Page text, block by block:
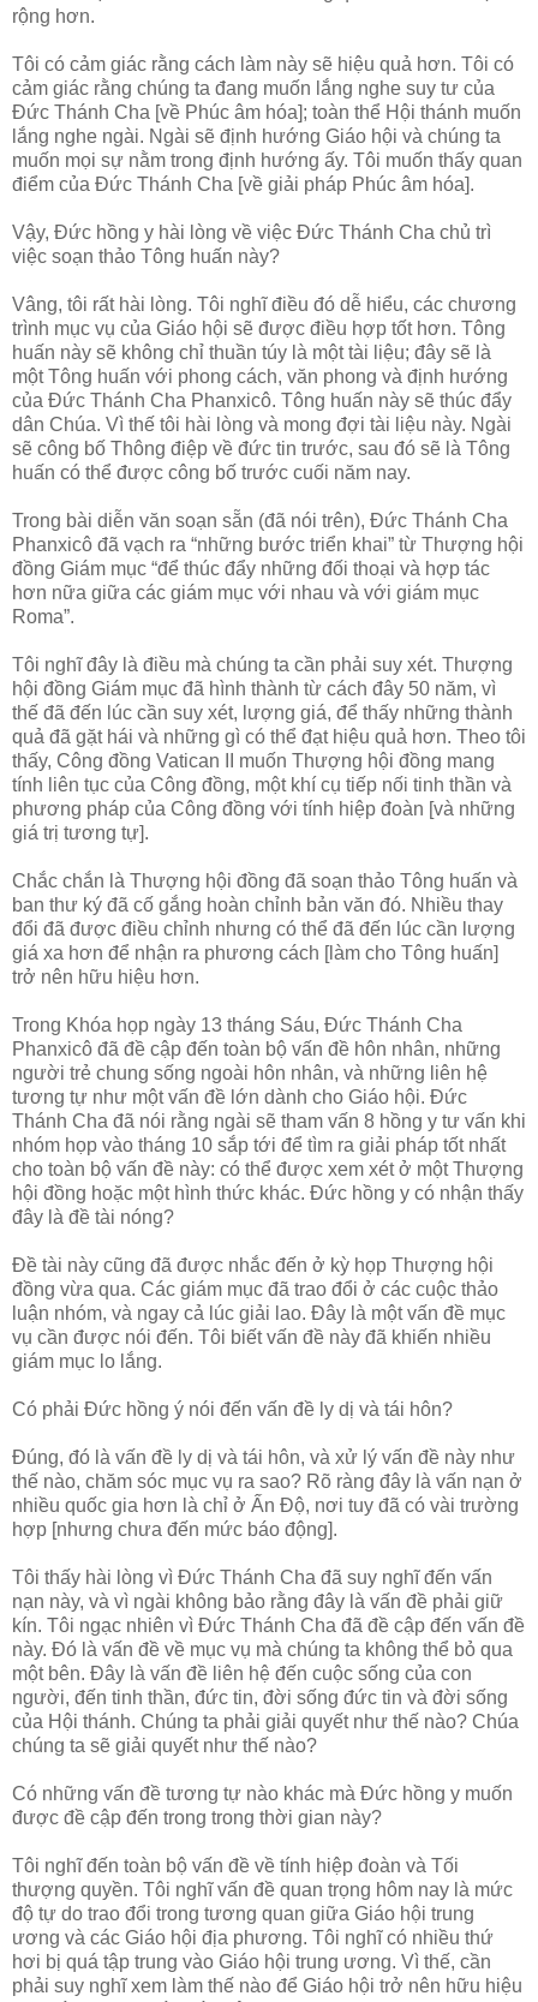
rộng hơn.
Tôi có cảm giác rằng cách làm này sẽ hiệu quả hơn. Tôi có
cảm giác rằng chúng ta đang muốn lắng nghe suy tư của
Đức Thánh Cha [về Phúc âm hóa]; toàn thể Hội thánh muốn
lắng nghe ngài. Ngài sẽ định hướng Giáo hội và chúng ta
muốn mọi sự nằm trong định hướng ấy. Tôi muốn thấy quan
điểm của Đức Thánh Cha [về giải pháp Phúc âm hóa].
Vậy, Đức hồng y hài lòng về việc Đức Thánh Cha chủ trì
việc soạn thảo Tông huấn này?
Vâng, tôi rất hài lòng. Tôi nghĩ điều đó dễ hiểu, các chương
trình mục vụ của Giáo hội sẽ được điều hợp tốt hơn. Tông
huấn này sẽ không chỉ thuần túy là một tài liệu; đây sẽ là
một Tông huấn với phong cách, văn phong và định hướng
của Đức Thánh Cha Phanxicô. Tông huấn này sẽ thúc đẩy
dân Chúa. Vì thế tôi hài lòng và mong đợi tài liệu này. Ngài
sẽ công bố Thông điệp về đức tin trước, sau đó sẽ là Tông
huấn có thể được công bố trước cuối năm nay.
Trong bài diễn văn soạn sẵn (đã nói trên), Đức Thánh Cha
Phanxicô đã vạch ra “những bước triển khai” từ Thượng hội
đồng Giám mục “để thúc đẩy những đối thoại và hợp tác
hơn nữa giữa các giám mục với nhau và với giám mục
Roma”.
Tôi nghĩ đây là điều mà chúng ta cần phải suy xét. Thượng
hội đồng Giám mục đã hình thành từ cách đây 50 năm, vì
thế đã đến lúc cần suy xét, lượng giá, để thấy những thành
quả đã gặt hái và những gì có thể đạt hiệu quả hơn. Theo tôi
thấy, Công đồng Vatican II muốn Thượng hội đồng mang
tính liên tục của Công đồng, một khí cụ tiếp nối tinh thần và
phương pháp của Công đồng với tính hiệp đoàn [và những
giá trị tương tự].
Chắc chắn là Thượng hội đồng đã soạn thảo Tông huấn và
ban thư ký đã cố gắng hoàn chỉnh bản văn đó. Nhiều thay
đổi đã được điều chỉnh nhưng có thể đã đến lúc cần lượng
giá xa hơn để nhận ra phương cách [làm cho Tông huấn]
trở nên hữu hiệu hơn.
Trong Khóa họp ngày 13 tháng Sáu, Đức Thánh Cha
Phanxicô đã đề cập đến toàn bộ vấn đề hôn nhân, những
người trẻ chung sống ngoài hôn nhân, và những liên hệ
tương tự như một vấn đề lớn dành cho Giáo hội. Đức
Thánh Cha đã nói rằng ngài sẽ tham vấn 8 hồng y tư vấn khi
nhóm họp vào tháng 10 sắp tới để tìm ra giải pháp tốt nhất
cho toàn bộ vấn đề này: có thể được xem xét ở một Thượng
hội đồng hoặc một hình thức khác. Đức hồng y có nhận thấy
đây là đề tài nóng?
Đề tài này cũng đã được nhắc đến ở kỳ họp Thượng hội
đồng vừa qua. Các giám mục đã trao đổi ở các cuộc thảo
luận nhóm, và ngay cả lúc giải lao. Đây là một vấn đề mục
vụ cần được nói đến. Tôi biết vấn đề này đã khiến nhiều
giám mục lo lắng.
Có phải Đức hồng ý nói đến vấn đề ly dị và tái hôn?
Đúng, đó là vấn đề ly dị và tái hôn, và xử lý vấn đề này như
thế nào, chăm sóc mục vụ ra sao? Rõ ràng đây là vấn nạn ở
nhiều quốc gia hơn là chỉ ở Ấn Độ, nơi tuy đã có vài trường
hợp [nhưng chưa đến mức báo động].
Tôi thấy hài lòng vì Đức Thánh Cha đã suy nghĩ đến vấn
nạn này, và vì ngài không bảo rằng đây là vấn đề phải giữ
kín. Tôi ngạc nhiên vì Đức Thánh Cha đã đề cập đến vấn đề
này. Đó là vấn đề về mục vụ mà chúng ta không thể bỏ qua
một bên. Đây là vấn đề liên hệ đến cuộc sống của con
người, đến tinh thần, đức tin, đời sống đức tin và đời sống
của Hội thánh. Chúng ta phải giải quyết như thế nào? Chúa
chúng ta sẽ giải quyết như thế nào?
Có những vấn đề tương tự nào khác mà Đức hồng y muốn
được đề cập đến trong trong thời gian này?
Tôi nghĩ đến toàn bộ vấn đề về tính hiệp đoàn và Tối
thượng quyền. Tôi nghĩ vấn đề quan trọng hôm nay là mức
độ tự do trao đổi trong tương quan giữa Giáo hội trung
ương và các Giáo hội địa phương. Tôi nghĩ có nhiều thứ
hơi bị quá tập trung vào Giáo hội trung ương. Vì thế, cần
phải suy nghĩ xem làm thế nào để Giáo hội trở nên hữu hiệu